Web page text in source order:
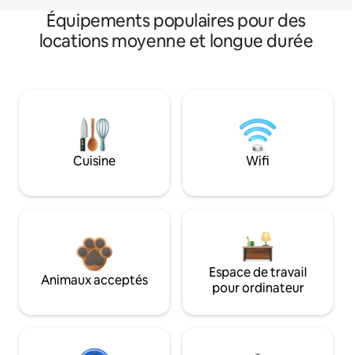
Équipements populaires pour des
locations moyenne et longue durée
Cuisine Wifi
Animaux acceptés
Espace de travail
pour ordinateur